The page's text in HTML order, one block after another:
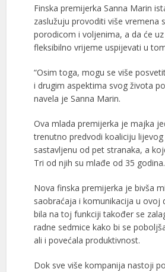
Finska premijerka Sanna Marin
zaslužuju provoditi više vremena
porodicom i voljenima, a da će
fleksibilno vrijeme uspijevati u
“Osim toga, mogu se više
i drugim aspektima svog života
navela je Sanna Marin.
Ova mlada premijerka je majka
trenutno predvodi koaliciju lijevog
sastavljenu od pet stranaka, a
Tri od njih su mlađe od 35 godina.
Nova finska premijerka je bivša
saobraćaja i komunikacija u ovoj
bila na toj funkciji također se
radne sedmice kako bi se
ali i povećala produktivnost.
Dok sve više kompanija nastoji